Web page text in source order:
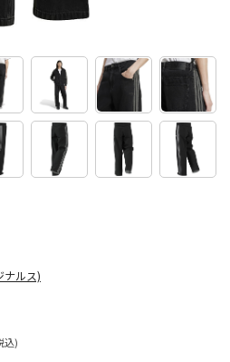
ナルス)
込)